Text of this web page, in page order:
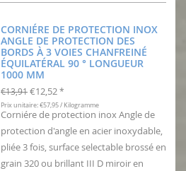
CORNIÉRE DE PROTECTION INOX
ANGLE DE PROTECTION DES
BORDS À 3 VOIES CHANFREINÉ
ÉQUILATÉRAL 90 ° LONGUEUR
1000 MM
€13,91 €12,52 *
Prix unitaire: €57,95 / Kilogramme
Corniére de protection inox Angle de
protection d'angle en acier inoxydable,
pliée 3 fois, surface selectable brossé en
grain 320 ou brillant III D miroir en